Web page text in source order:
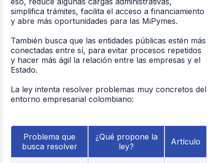
simplifica trámites, facilita el acceso a financiamiento
y abre más oportunidades para las MiPymes.
También busca que las entidades públicas estén más
conectadas entre sí, para evitar procesos repetidos
y hacer más ágil la relación entre las empresas y el
Estado.
La ley intenta resolver problemas muy concretos del
entorno empresarial colombiano:
Problema que
busca resolver
¿Qué propone la
ley?
Artículo